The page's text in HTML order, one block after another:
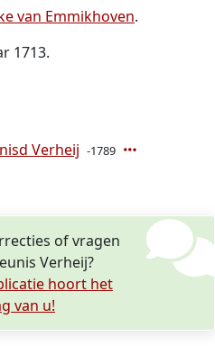
van Emmikhoven.
1713.
Verheij -1789
of vragen
Verheij?
hoort het
van u!